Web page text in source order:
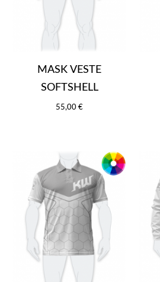
MASK VESTE
SOFTSHELL
55,00 €